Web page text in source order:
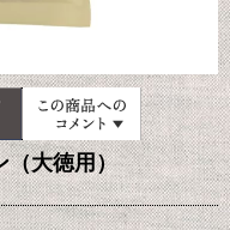
（大徳用）